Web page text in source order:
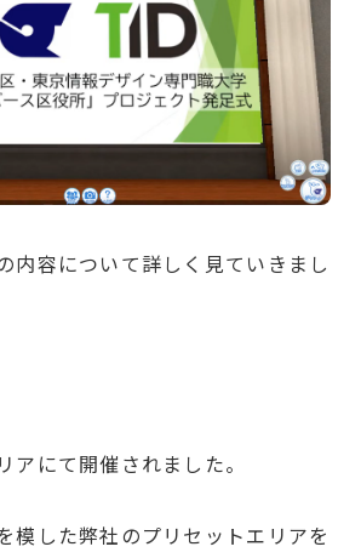
内容について詳しく見ていきまし
アにて開催されました。
模した弊社のプリセットエリアを